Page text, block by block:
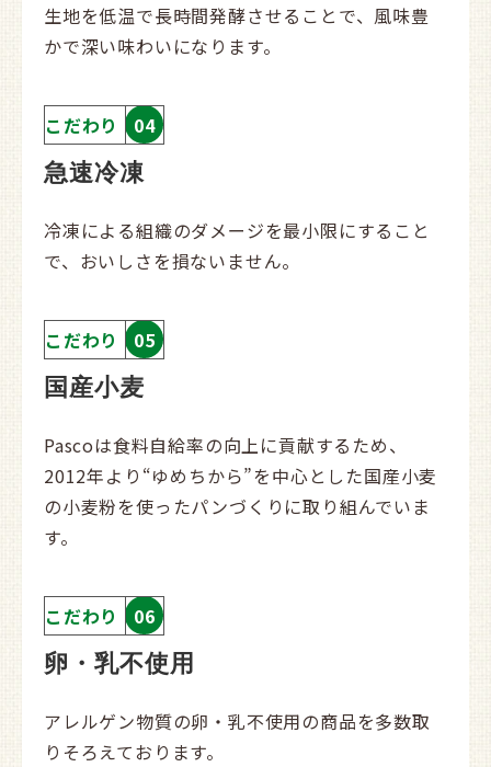
生地を低温で長時間発酵させることで、風味豊
かで深い味わいになります。
こだわり 04
急速冷凍
冷凍による組織のダメージを最小限にすること
で、おいしさを損ないません。
こだわり 05
国産小麦
Pascoは食料自給率の向上に貢献するため、
2012年より“ゆめちから”を中心とした国産小麦
の小麦粉を使ったパンづくりに取り組んでいま
す。
こだわり 06
卵・乳不使用
アレルゲン物質の卵・乳不使用の商品を多数取
りそろえております。